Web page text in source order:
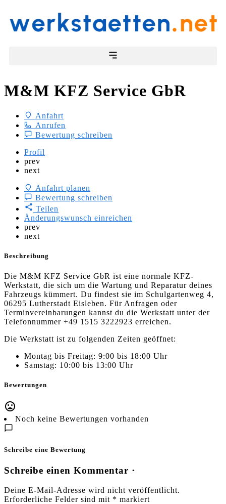
M&M KFZ Service GbR
Anfahrt
Anrufen
Bewertung schreiben
Profil
prev
next
Anfahrt planen
Bewertung schreiben
Teilen
Änderungswunsch einreichen
prev
next
Beschreibung
Die M&M KFZ Service GbR ist eine normale KFZ-
Werkstatt, die sich um die Wartung und Reparatur deines
Fahrzeugs kümmert. Du findest sie im Schulgartenweg 4,
06295 Lutherstadt Eisleben. Für Anfragen oder
Terminvereinbarungen kannst du die Werkstatt unter der
Telefonnummer +49 1515 3222923 erreichen.
Die Werkstatt ist zu folgenden Zeiten geöffnet:
Montag bis Freitag: 9:00 bis 18:00 Uhr
Samstag: 10:00 bis 13:00 Uhr
Bewertungen
Noch keine Bewertungen vorhanden
Schreibe eine Bewertung
Schreibe einen Kommentar ·
Deine E-Mail-Adresse wird nicht veröffentlicht.
Erforderliche Felder sind mit * markiert